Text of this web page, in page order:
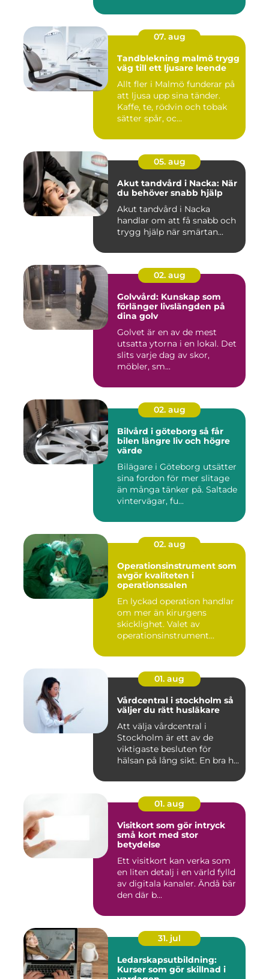
07. aug
Tandblekning malmö trygg
väg till ett ljusare leende
Allt fler i Malmö funderar på
att ljusa upp sina tänder.
Kaffe, te, rödvin och tobak
sätter spår, oc...
05. aug
Akut tandvård i Nacka: När
du behöver snabb hjälp
Akut tandvård i Nacka
handlar om att få snabb och
trygg hjälp när smärtan...
02. aug
Golvvård: Kunskap som
förlänger livslängden på
dina golv
Golvet är en av de mest
utsatta ytorna i en lokal. Det
slits varje dag av skor,
möbler, sm...
02. aug
Bilvård i göteborg så får
bilen längre liv och högre
värde
Bilägare i Göteborg utsätter
sina fordon för mer slitage
än många tänker på. Saltade
vintervägar, fu...
02. aug
Operationsinstrument som
avgör kvaliteten i
operationssalen
En lyckad operation handlar
om mer än kirurgens
skicklighet. Valet av
operationsinstrument
01. aug
Vårdcentral i stockholm så
väljer du rätt husläkare
Att välja vårdcentral i
Stockholm är ett av de
viktigaste besluten för
hälsan på lång sikt. En bra h...
01. aug
Visitkort som gör intryck
små kort med stor
betydelse
Ett visitkort kan verka som
en liten detalj i en värld fylld
av digitala kanaler. Ändå bär
den där b...
31. jul
Ledarskapsutbildning:
Kurser som gör skillnad i